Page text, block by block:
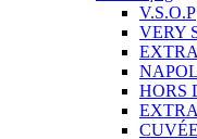
V.S.O.P
VERY
HORS